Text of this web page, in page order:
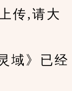
传,请大
》已经